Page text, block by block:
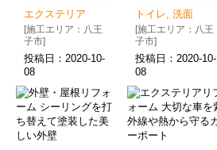
エクステリア
[施工エリア：八王
子市]
投稿日： 2020-10-
08
トイレ, 洗面
[施工エリア：八王
子市]
投稿日： 2020-10-
08